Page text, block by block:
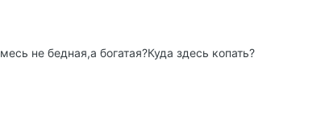
не бедная,а богатая?Куда здесь копать?